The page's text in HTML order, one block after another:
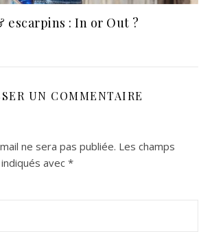
escarpins : In or Out ?
UN COMMENTAIRE
ne sera pas publiée. Les champs
avec *